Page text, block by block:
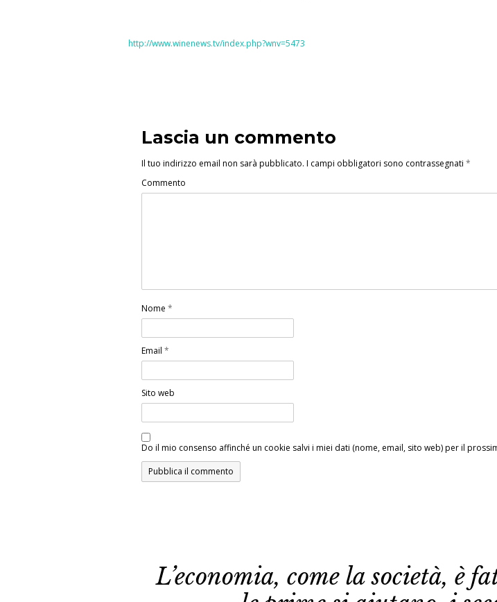
http://www.winenews.tv/index.php?wnv=5473
Lascia un commento
Il tuo indirizzo email non sarà pubblicato. I campi obbligatori sono contrassegnati *
Commento
Nome *
Email *
Sito web
Do il mio consenso affinché un cookie salvi i miei dati (nome, email, sito web) per il
L’economia, come la società, è